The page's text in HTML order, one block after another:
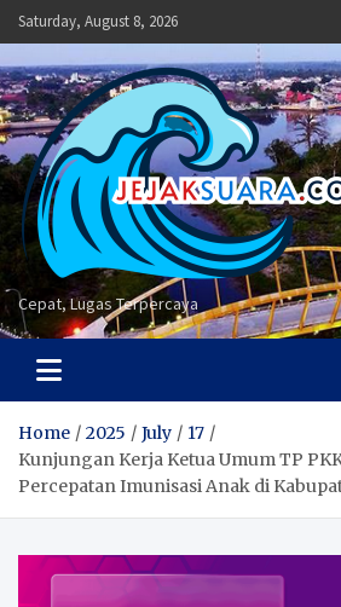
Skip
to
content
Saturday, August 8, 2026
Cepat, Lugas Terpercaya
Home 2025 July
17
Kunjungan Kerja Ketua Umum TP
Percepatan Imunisasi Anak di